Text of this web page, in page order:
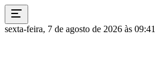
sexta-feira, 7 de agosto de 2026 às 09:41